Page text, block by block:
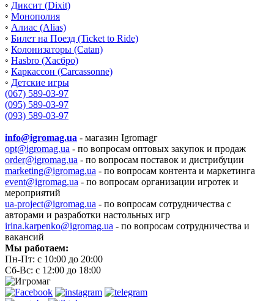
◦ Диксит (Dixit)
◦ Монополия
◦ Алиас (Alias)
◦ Билет на Поезд (Ticket to Ride)
◦ Колонизаторы (Catan)
◦ Hasbro (Хасбро)
◦ Каркассон (Carcassonne)
◦ Детские игры
(067) 589-03-97
(095) 589-03-97
(093) 589-03-97
info@igromag.ua - магазин Igromagг
opt@igromag.ua - по вопросам оптовых закупок и продаж
order@igromag.ua - по вопросам поставок и дистрибуции
marketing@igromag.ua - по вопросам контента и маркетинга
event@igromag.ua - по вопросам организации игротек и
мероприятий
ua-project@igromag.ua - по вопросам сотрудничества с
авторами и разработки настольных игр
irina.karpenko@igromag.ua - по вопросам сотрудничества и
вакансий
Мы работаем:
Пн-Пт: с 10:00 до 20:00
Сб-Вс: с 12:00 до 18:00